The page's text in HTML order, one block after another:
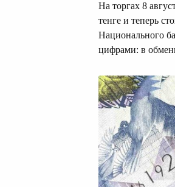
На торгах 8
тенге и теперь
Национального
цифрами: в